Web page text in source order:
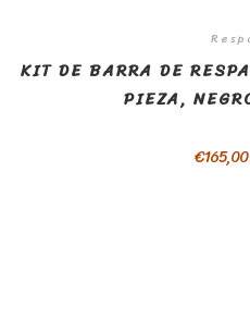
KIT DE BARRA DE
PIEZA,
€165,00